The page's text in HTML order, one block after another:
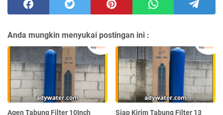
Anda mungkin menyukai postingan ini :
Agen Tabung Filter 10Inch
Siap Kirim Tabung Filter 13